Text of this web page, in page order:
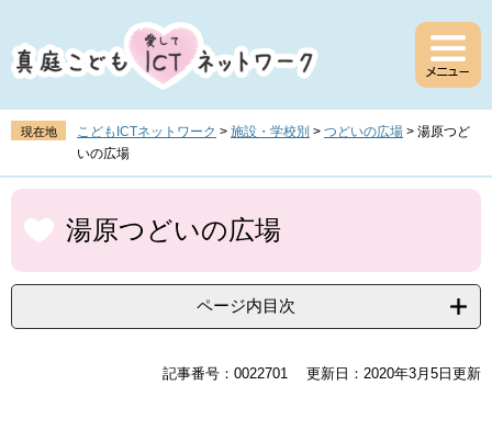
ジ
の
頭
す
。
ュ
ー
飛
し
て
へ
現在地 こどもICTネットワーク > 施設・学校別 > つどいの広場 > 湯原つど
いの広場
本
文
湯原つどいの広場
ページ内目次
記事番号：0022701 更新日：2020年3月5日更新